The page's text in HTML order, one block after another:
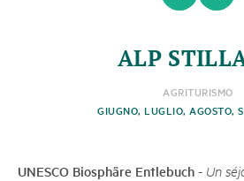
ALP
AGRITURISMO
GIUGNO, LUGLIO, AGOSTO,
UNESCO Biosphäre Entlebuch - Un